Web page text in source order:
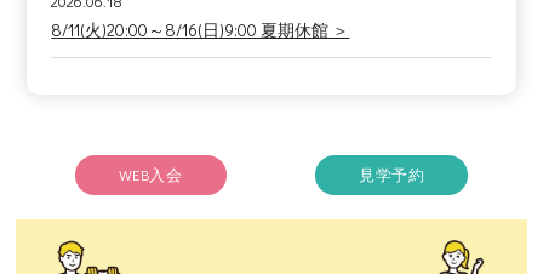
8/11(火)20:00～8/16(日)9:00 夏期休館 ＞
WEB入会 見学予約